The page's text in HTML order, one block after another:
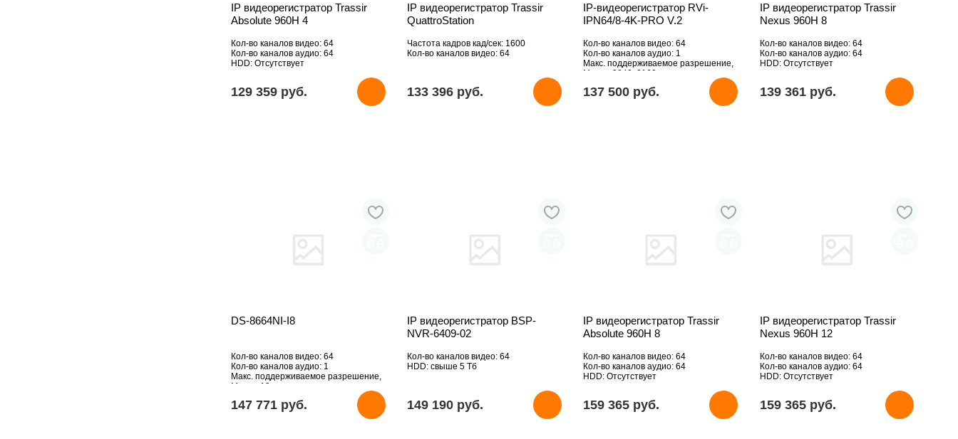
IP видеорегистратор Trassir
Absolute 960H 4
Кол-во каналов видео: 64
Кол-во каналов аудио: 64
HDD: Отсутствует
129 359 pуб.
IP видеорегистратор Trassir
QuattroStation
Частота кадров кад/сек: 1600
Кол-во каналов видео: 64
133 396 pуб.
IP-видеорегистратор RVi-
IPN64/8-4K-PRO V.2
Кол-во каналов видео: 64
Кол-во каналов аудио: 1
Макс. поддерживаемое разрешение,
Мпикс: 3840x2160
137 500 pуб.
IP видеорегистратор Trassir
Nexus 960H 8
Кол-во каналов видео: 64
Кол-во каналов аудио: 64
HDD: Отсутствует
139 361 pуб.
DS-8664NI-I8
Кол-во каналов видео: 64
Кол-во каналов аудио: 1
Макс. поддерживаемое разрешение,
Мпикс: 12
147 771 pуб.
IP видеорегистратор BSP-
NVR-6409-02
Кол-во каналов видео: 64
HDD: свыше 5 Тб
149 190 pуб.
IP видеорегистратор Trassir
Absolute 960H 8
Кол-во каналов видео: 64
Кол-во каналов аудио: 64
HDD: Отсутствует
159 365 pуб.
IP видеорегистратор Trassir
Nexus 960H 12
Кол-во каналов видео: 64
Кол-во каналов аудио: 64
HDD: Отсутствует
159 365 pуб.